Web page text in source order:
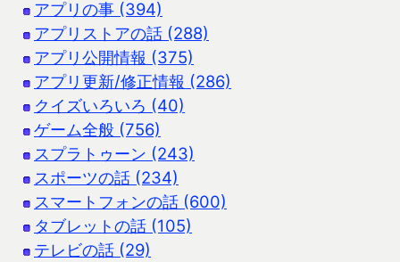
アプリの事 (394)
アプリストアの話 (288)
アプリ公開情報 (375)
アプリ更新/修正情報 (286)
クイズいろいろ (40)
ゲーム全般 (756)
スプラトゥーン (243)
スポーツの話 (234)
スマートフォンの話 (600)
タブレットの話 (105)
テレビの話 (29)